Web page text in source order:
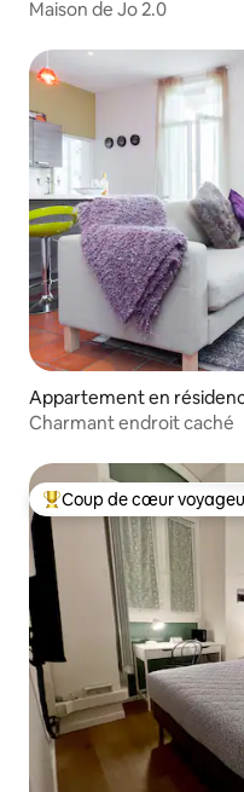
Maison de Jo 2.0
Appartement en
Mer
Charmant endroit caché
Coups de cœur
Coup de cœur